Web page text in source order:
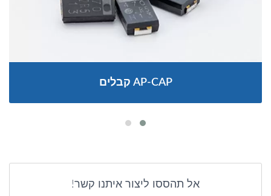
קבלים AP-CAP
אל תהססו ליצור איתנו קשר!